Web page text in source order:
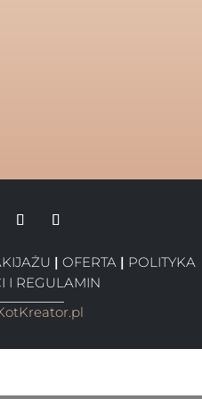
| OFERTA| POLITYKA
I REGULAMIN